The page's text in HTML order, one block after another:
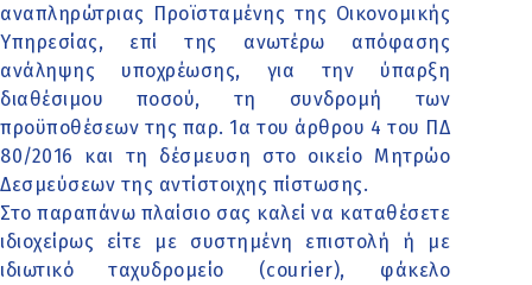
αναπληρώτριας Προϊσταμένης της Οικονομικής
Υπηρεσίας, επί της ανωτέρω απόφασης
ανάληψης υποχρέωσης, για την ύπαρξη
διαθέσιμου ποσού, τη συνδρομή των
προϋποθέσεων της παρ. 1α του άρθρου 4 του ΠΔ
80/2016 και τη δέσμευση στο οικείο Μητρώο
Δεσμεύσεων της αντίστοιχης πίστωσης.
Στο παραπάνω πλαίσιο σας καλεί να καταθέσετε
ιδιοχείρως είτε με συστημένη επιστολή ή με
ιδιωτικό ταχυδρομείο (courier), φάκελο